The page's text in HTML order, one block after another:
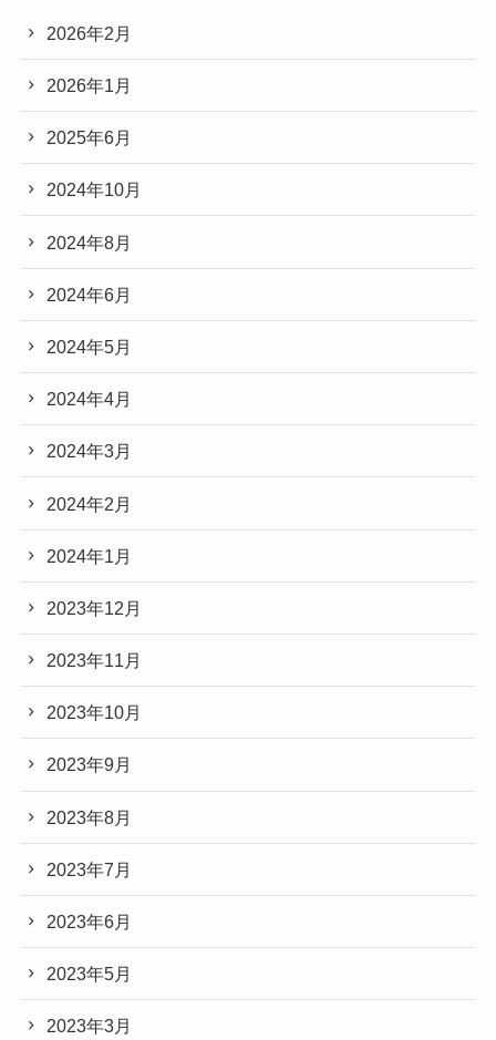
2026年2月
2026年1月
2025年6月
2024年10月
2024年8月
2024年6月
2024年5月
2024年4月
2024年3月
2024年2月
2024年1月
2023年12月
2023年11月
2023年10月
2023年9月
2023年8月
2023年7月
2023年6月
2023年5月
2023年3月